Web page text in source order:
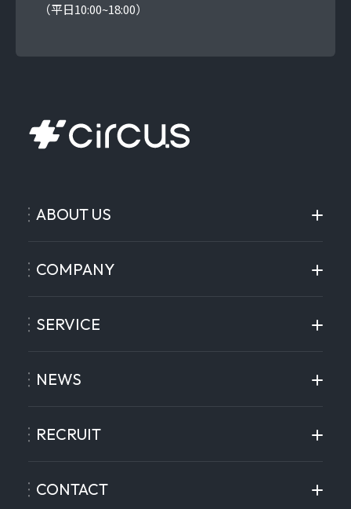
（平日10:00~18:00）
ABOUT US
COMPANY
SERVICE
NEWS
RECRUIT
CONTACT